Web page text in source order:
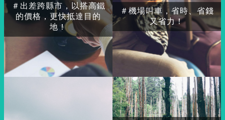
＃出差跨縣市，以搭高鐵
的價格，更快抵達目的
地！
＃機場叫車，省時、省錢
又省力！